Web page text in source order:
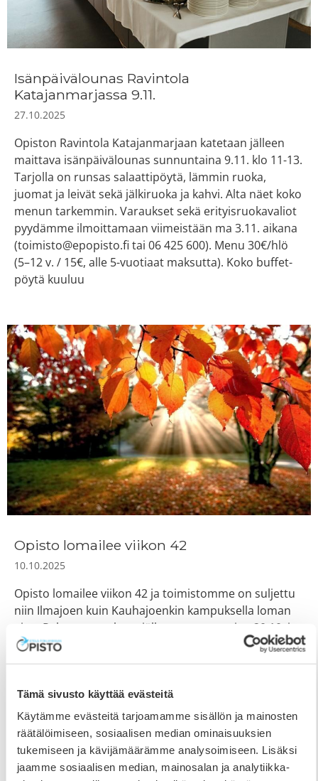
Tämä sivusto käyttää evästeitä
Käytämme evästeitä tarjoamamme sisällön ja mainosten
räätälöimiseen, sosiaalisen median ominaisuuksien
tukemiseen ja kävijämäärämme analysoimiseen. Lisäksi
jaamme sosiaalisen median, mainosalan ja analytiikka-
Isänpäivälounas Ravintola
Katajanmarjassa 9.11.
27.10.2025
Opiston Ravintola Katajanmarjaan katetaan jälleen
maittava isänpäivälounas sunnuntaina 9.11. klo 11-13.
Tarjolla on runsas salaattipöytä, lämmin ruoka,
juomat ja leivät sekä jälkiruoka ja kahvi. Alta näet koko
menun tarkemmin. Varaukset sekä erityisruokavaliot
pyydämme ilmoittamaan viimeistään ma 3.11. aikana
(toimisto@epopisto.fi tai 06 425 600). Menu 30€/hlö
(5–12 v. / 15€, alle 5-vuotiaat maksutta). Koko buffet-
pöytä kuuluu
Opisto lomailee viikon 42
10.10.2025
Opisto lomailee viikon 42 ja toimistomme on suljettu
niin Ilmajoen kuin Kauhajoenkin kampuksella loman
ajan. Palaamme arkeen jälleen maanantaina 20.10. ja
toimisto on avoinna normaalisti klo 9-15. Oikein hyvää
syyslomaa kaikille lomaa viettäville!